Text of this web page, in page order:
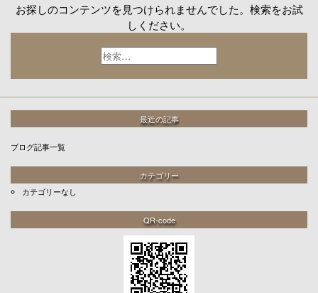
お探しのコンテンツを見つけられませんでした。検索をお試
しください。
検
索:
最近の記事
ブログ記事一覧
カテゴリー
カテゴリーなし
QR-code